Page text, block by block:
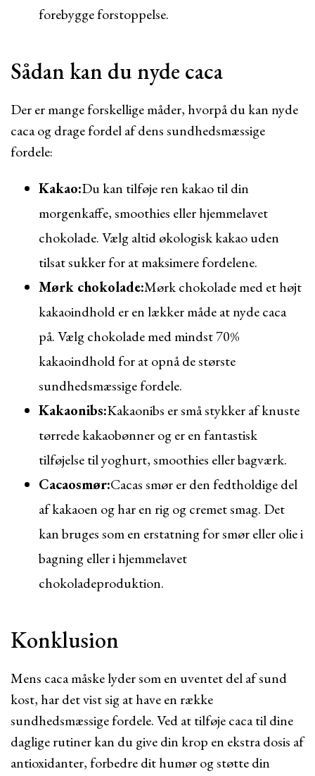
forebygge forstoppelse.
Sådan kan du nyde caca
Der er mange forskellige måder, hvorpå du kan nyde
caca og drage fordel af dens sundhedsmæssige
fordele:
Kakao:Du kan tilføje ren kakao til din
morgenkaffe, smoothies eller hjemmelavet
chokolade. Vælg altid økologisk kakao uden
tilsat sukker for at maksimere fordelene.
Mørk chokolade:Mørk chokolade med et højt
kakaoindhold er en lækker måde at nyde caca
på. Vælg chokolade med mindst 70%
kakaoindhold for at opnå de største
sundhedsmæssige fordele.
Kakaonibs:Kakaonibs er små stykker af knuste
tørrede kakao­bønner og er en fantastisk
tilføjelse til yoghurt, smoothies eller bagværk.
Cacaosmør:Cacas smør er den fedtholdige del
af kakaoen og har en rig og cremet smag. Det
kan bruges som en erstatning for smør eller olie i
bagning eller i hjemmelavet
chokoladeproduktion.
Konklusion
Mens caca måske lyder som en uventet del af sund
kost, har det vist sig at have en række
sundhedsmæssige fordele. Ved at tilføje caca til dine
daglige rutiner kan du give din krop en ekstra dosis af
antioxidanter, forbedre dit humør og støtte din